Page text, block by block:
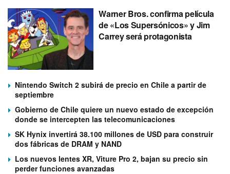
Warner Bros. confirma película
de «Los Supersónicos» y Jim
Carrey será protagonista
Nintendo Switch 2 subirá de precio en Chile a partir de
septiembre
Gobierno de Chile quiere un nuevo estado de excepción
donde se intercepten las telecomunicaciones
SK Hynix invertirá 38.100 millones de USD para construir
dos fábricas de DRAM y NAND
Los nuevos lentes XR, Viture Pro 2, bajan su precio sin
perder funciones avanzadas